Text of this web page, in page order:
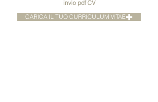
invio pdf CV
CARICA IL TUO CURRICULUM VITAE